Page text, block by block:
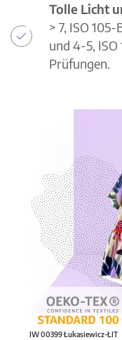
IW 00399 Łukasiewicz-ŁIT
Tolle Licht
> 7, ISO
und 4-5,
Prüfungen.